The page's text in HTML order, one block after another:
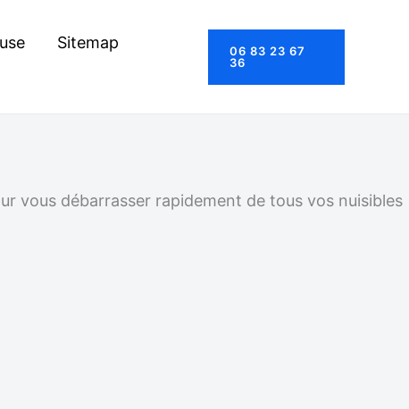
Sitemap
06 83 23 67
36
vous débarrasser rapidement de tous vos nuisibles